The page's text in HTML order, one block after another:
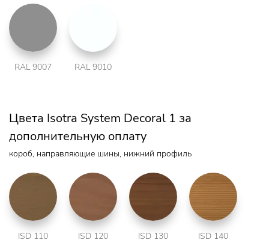
RAL 9007 RAL 9010
Цвета Isotra System Decoral 1 за
дополнительную оплату
короб, направляющие шины, нижний профиль
ISD 110 ISD 120 ISD 130 ISD 140